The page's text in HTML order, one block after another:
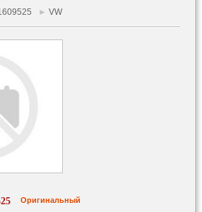
► VW
Оригинальный